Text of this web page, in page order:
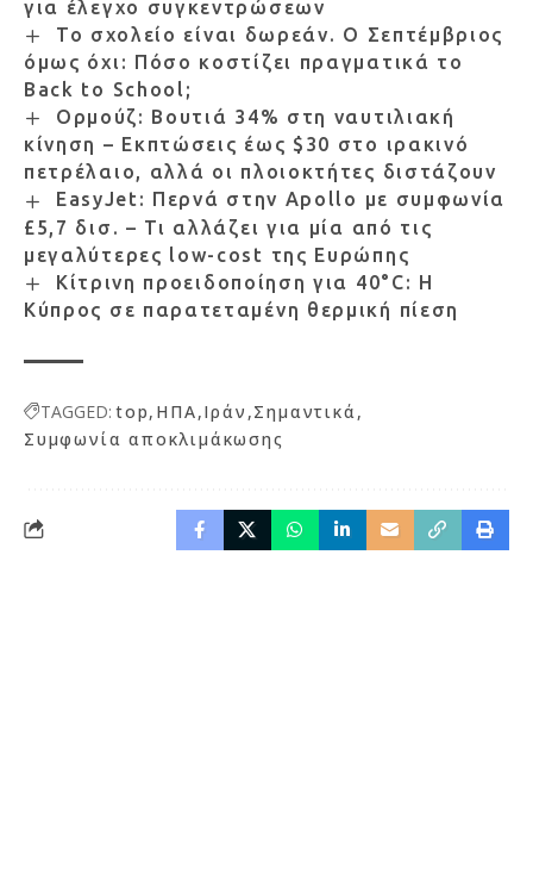
για έλεγχο συγκεντρώσεων
Το σχολείο είναι δωρεάν. Ο Σεπτέμβριος
όμως όχι: Πόσο κοστίζει πραγματικά το
Back to School;
Ορμούζ: Βουτιά 34% στη ναυτιλιακή
κίνηση – Εκπτώσεις έως $30 στο ιρακινό
πετρέλαιο, αλλά οι πλοιοκτήτες διστάζουν
EasyJet: Περνά στην Apollo με συμφωνία
£5,7 δισ. – Τι αλλάζει για μία από τις
μεγαλύτερες low-cost της Ευρώπης
Κίτρινη προειδοποίηση για 40°C: Η
Κύπρος σε παρατεταμένη θερμική πίεση
TAGGED: top ΗΠΑ Ιράν Σημαντικά
Συμφωνία αποκλιμάκωσης